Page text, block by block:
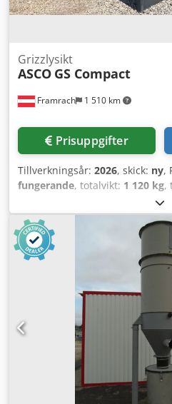
Framrach 1 510 km
Grizzlysikt
ASCO GS Compact
Prisuppgifter
Tillverkningsår: 2026, skick: ny,
fungerande, totalvikt: 1 120 kg,
, total
COMPACT är en kompakt
byggnation, rivning,
landskapsarbete. Den möjliggör
grovmaterial, skyddar
krossar, siktar, transportörer),
underhållsbehov samt kan
anläggningens totala livslängd.
kompakta konstruktionen
användning i trånga utrymmen
materialhanteringen direkt på
Tillförlitlig separering av sten,
material - Kompakt design för
arbete i begränsade utrymmen